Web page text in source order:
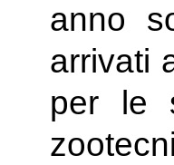
anno
arrivati
per le